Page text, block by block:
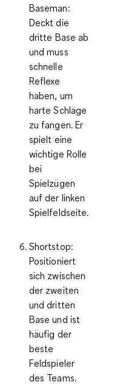
Baseman:
Deckt die
dritte Base ab
und muss
schnelle
Reflexe
haben, um
harte Schläge
zu fangen. Er
spielt eine
wichtige Rolle
bei
Spielzügen
auf der linken
Spielfeldseite.
Shortstop:
Positioniert
sich zwischen
der zweiten
und dritten
Base und ist
häufig der
beste
Feldspieler
des Teams.